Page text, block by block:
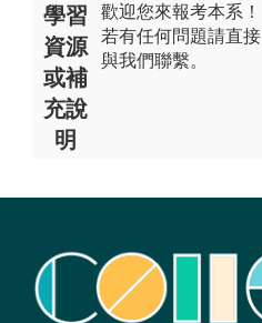
學習
資源
或補
充說
明
歡迎您來報考本系！
若有任何問題請直接
與我們聯繫。